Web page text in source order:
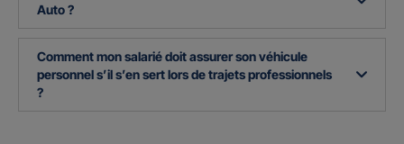
Auto ?
Comment mon salarié doit assurer son véhicule
personnel s’il s’en sert lors de trajets professionnels
?